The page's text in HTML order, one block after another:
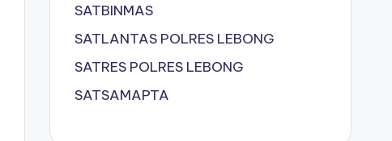
SATBINMAS
SATLANTAS POLRES LEBONG
SATRES POLRES LEBONG
SATSAMAPTA